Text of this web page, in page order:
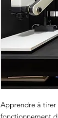
Apprendre à tirer